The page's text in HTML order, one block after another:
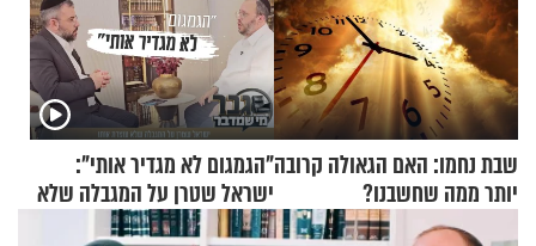
שבת נחמו: האם הגאולה קרובה
יותר ממה שחשבנו?
"הגמגום לא מגדיר אותי":
ישראל שטרן על המגבלה שלא
עוצרת אותו